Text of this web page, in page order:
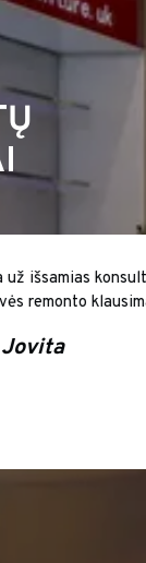
konsultacijas
klausimais